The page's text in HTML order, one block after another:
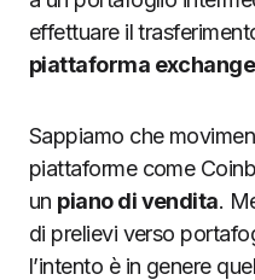
effettuare il
piattaforma
Sappiamo che
piattaforme come
un piano di vendita.
di prelievi verso
l’intento è in genere